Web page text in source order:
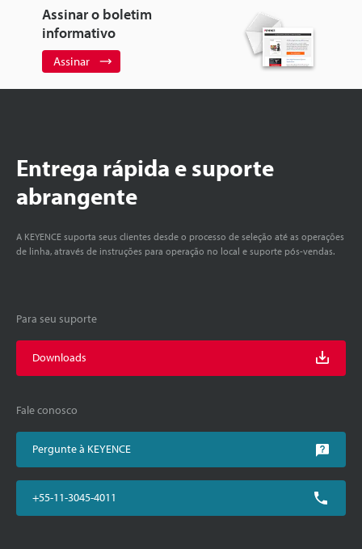
Assinar o boletim
informativo
Assinar
Entrega rápida e suporte
abrangente
A KEYENCE suporta seus clientes desde o processo de seleção até as operações
de linha, através de instruções para operação no local e suporte pós-vendas.
Para seu suporte
Downloads
Fale conosco
Pergunte à KEYENCE
+55-11-3045-4011